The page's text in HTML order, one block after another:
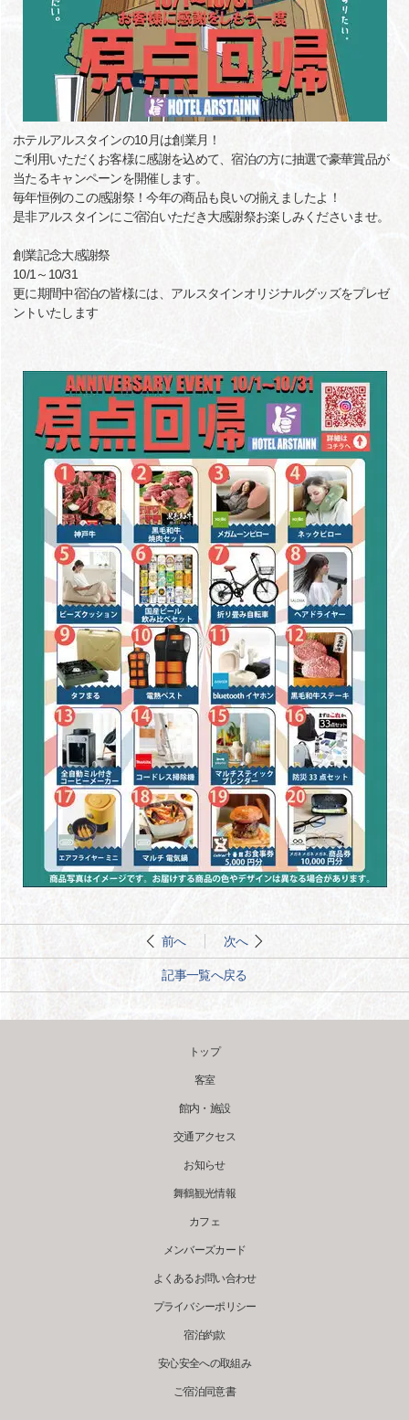
ホテルアルスタインの10月は創業月！
ご利用いただくお客様に感謝を込めて、宿泊の方に抽選で豪華賞品が
当たるキャンペーンを開催します。
毎年恒例のこの感謝祭！今年の商品も良いの揃えましたよ！
是非アルスタインにご宿泊いただき大感謝祭お楽しみくださいませ。
創業記念大感謝祭
10/1～10/31
更に期間中宿泊の皆様には、アルスタインオリジナルグッズをプレゼ
ントいたします
前へ 次へ
記事一覧へ戻る
トップ
客室
館内・施設
交通アクセス
お知らせ
舞鶴観光情報
カフェ
メンバーズカード
よくあるお問い合わせ
プライバシーポリシー
宿泊約款
安心安全への取組み
ご宿泊同意書